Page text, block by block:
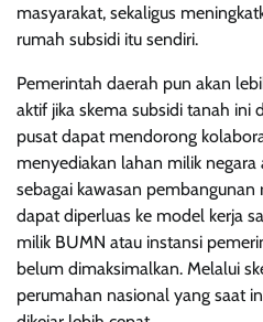
masyarakat, sekaligus
rumah subsidi itu sendiri.
Pemerintah daerah pun akan
aktif jika skema subsidi tanah ini
pusat dapat mendorong
menyediakan lahan milik
sebagai kawasan pembangunan
dapat diperluas ke model kerja
milik BUMN atau instansi
belum dimaksimalkan. Melalui
perumahan nasional yang saat